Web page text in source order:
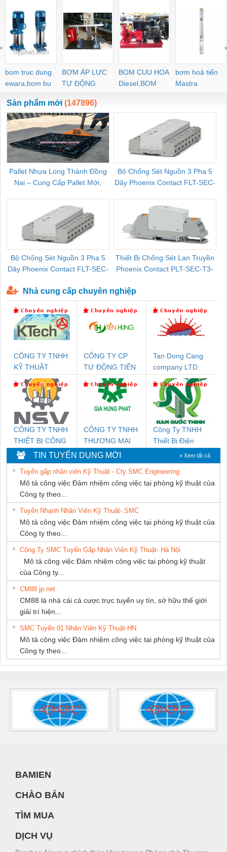
bom truc dung
ewara,bom bu
ewara
BƠM ÁP LỰC
TỰ ĐỘNG
BOM CUU HOA
Diesel,BOM
CHUA CHAY
bơm hoả tiển
Mastra
‹ ›
Sản phẩm mới (147896)
Pallet Nhựa Long Thành Đồng
Nai – Cung Cấp Pallet Mới,
Bộ Chống Sét Nguồn 3 Pha 5
Dây Phoenix Contact FLT-SEC-
Bộ Chống Sét Nguồn 3 Pha 5
Dây Phoenix Contact FLT-SEC-
Thiết Bị Chống Sét Lan Truyền
Phoenix Contact PLT-SEC-T3-
Nhà cung cấp chuyên nghiệp
CÔNG TY TNHH
KỸ THUẬT
KTECH VIỆT
NAM
CÔNG TY CP
TỰ ĐỘNG TIẾN
HƯNG
Tan Dong Cang
company LTD
CÔNG TY TNHH
THIẾT BỊ CÔNG
NGHIỆP NIHON
SETSUBI VIỆT
NAM
CÔNG TY TNHH
THƯƠNG MẠI
DỊCH VỤ KỸ
THUẬT ĐIỆN CƠ
GIA HƯNG
PHÁT
Công Ty TNHH
Thiết Bị Điện
Nam Quốc Thịnh
TIN TUYỂN DỤNG MỚI » Xem tất cả
Tuyển gấp nhân viên Kỹ Thuật - Cty SMC Engineering
Mô tả công việc Đảm nhiệm công việc tại phòng kỹ thuật của
Công ty theo...
Tuyển Nhanh Nhân Viên Kỹ Thuật- SMC
Mô tả công việc Đảm nhiệm công việc tại phòng kỹ thuật của
Công ty theo...
Công Ty SMC Tuyển Gấp Nhân Viên Kỹ Thuật- Hà Nội
Mô tả công việc Đảm nhiệm công việc tại phòng kỹ thuật
của Công ty...
CM88 jp net
CM88 là nhà cái cá cược trực tuyến uy tín, sở hữu thế giới
giải trí hiện...
SMC Tuyển 01 Nhân Viên Kỹ Thuật-HN
Mô tả công việc Đảm nhiệm công việc tại phòng kỹ thuật của
Công ty theo...
BAMIEN
CHÀO BÁN
TÌM MUA
DỊCH VỤ